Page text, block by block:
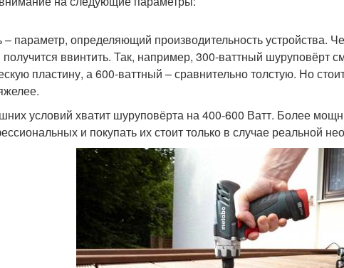
параметр, определяющий производительность устройства.
ввинтить. Так, например, 300-ваттный шуруповёрт
пластину, а 600-ваттный – сравнительно толстую. Но
условий хватит шуруповёрта на 400-600 Ватт. Более
и покупать их стоит только в случае реальной